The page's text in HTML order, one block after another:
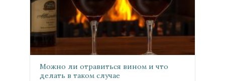
Можно ли отравиться вином и что
делать в таком случае